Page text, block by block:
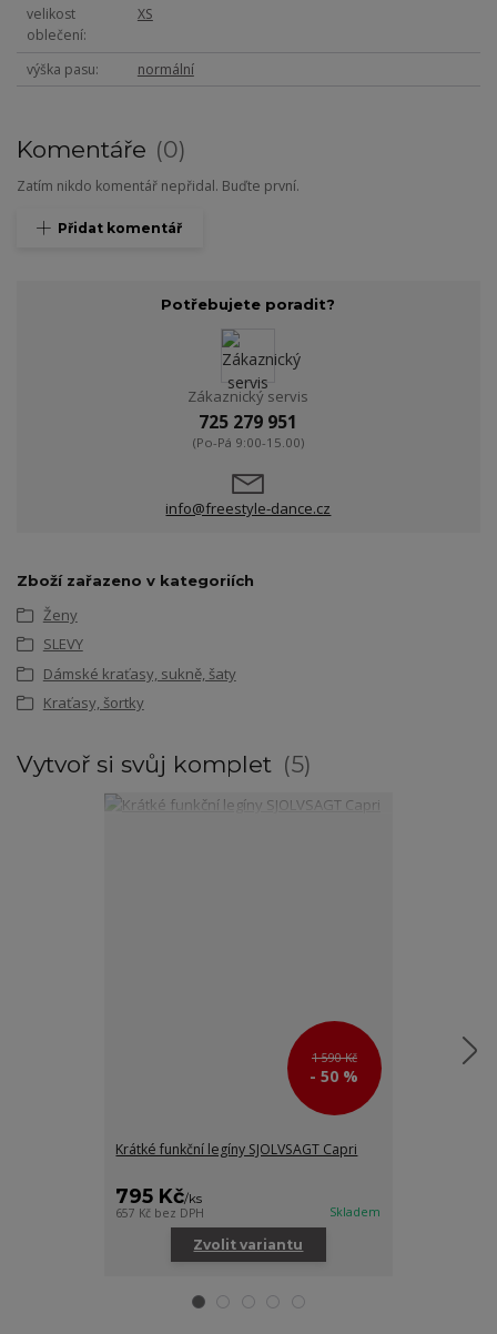
velikost
oblečení
XS
výška pasu normální
Komentáře 0
Zatím nikdo komentář nepřidal. Buďte první.
Přidat komentář
Potřebujete poradit?
Zákaznický servis
725 279 951
(Po-Pá 9:00-15.00)
info@freestyle-dance.cz
Zboží zařazeno v kategoriích
Ženy
SLEVY
Dámské kraťasy, sukně, šaty
Kraťasy, šortky
Vytvoř si svůj komplet 5
1 590 Kč
- 50 %
Krátké funkční legíny SJOLVSAGT Capri
795 Kč/ks
657 Kč bez DPH Skladem
Zvolit variantu